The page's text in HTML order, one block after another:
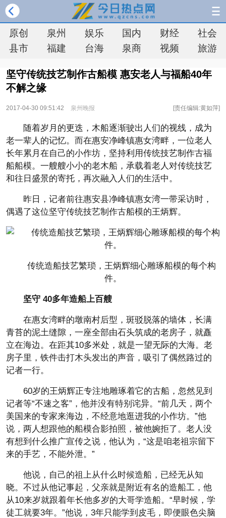
原创 泉州 娱乐 国内 财经
社会
县市
福建 台海 泉商 视频 旅游
坚守传统技艺制作古船模 惠安老人与福船40年
不解之缘
2017-04-30 09:51:42 泉州晚报 [责任编辑:黄如萍]
随着岁月的更迭，木船逐渐驶出人们的视线，成为
老一辈人的记忆。而在惠安净峰镇惠女湾畔，一位老人
长年累月在自己的小作坊，坚持利用传统技艺制作古福
船船模。一艘艘小小的老木船，承载着老人对传统技艺
和往日盛景的寄托，再次融入人们的生活中。
昨日，记者前往惠安县净峰镇惠女湾一带采访时，
偶遇了这位坚守传统技艺制作古船模的王炳辉。
传统造船技艺繁琐，王炳辉细心雕琢船模的每个构
件。
坚守 40多年造船上百艘
在惠女湾畔的墩南村后型，斑驳脱落的墙体，长满
青苔的泥土缝隙，一座全部由石头筑成的老房子，就矗
立在海边。在距其10多米处，就是一望无际的大海。老
房子里，铁件击打木头发出的声音，吸引了偶然路过的
记者一行。
60岁的王炳辉正专注地雕琢着它的古船，忽然见到
记者等“不速之客”，他并没有特别诧异。“前几天，两个
美国来的专家来海边，不经意地逛进我的小作坊。”他
说，两人想跟他的船模合影拍照，被他婉拒了。老人没
有想到什么推广宣传之说，他认为，“这是咱老祖宗留下
来的手艺，不能外泄。”
他说，自己的祖上从什么时候造船，已经无从知
晓。不过从他记事起，父亲就是附近有名的造船工，他
从10来岁就跟着年长他多岁的大哥学造船。“早时候，学
徒工就要3年。”他说，3年只能学到皮毛，即便眼色尖脑